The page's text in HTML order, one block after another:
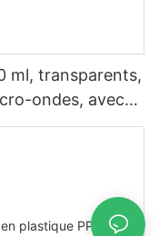
ml, transparents,
ondes, avec